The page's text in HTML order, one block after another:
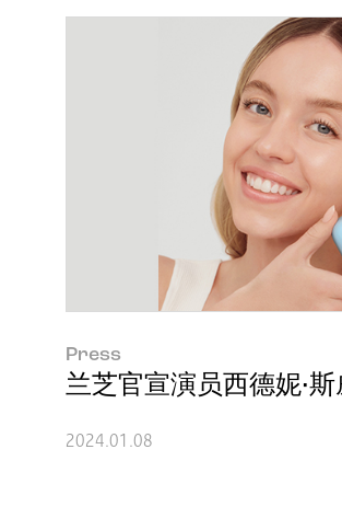
Press
兰芝官宣演员西德妮·
2024.01.08